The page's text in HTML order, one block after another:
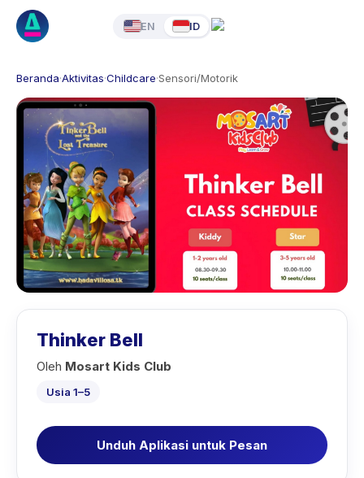
EN ID
Beranda·Aktivitas·Childcare·Sensori/Motorik
Thinker Bell
Oleh Mosart Kids Club
Usia 1–5
Unduh Aplikasi untuk Pesan